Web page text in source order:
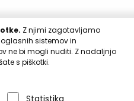
Z njimi zagotavljamo
sistemov in
ne bi mogli nuditi. Z nadaljnjo
s piškotki.
Statistika